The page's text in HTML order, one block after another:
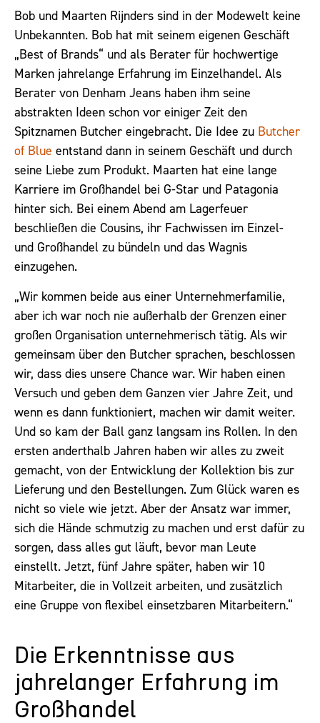
Bob und Maarten Rijnders sind in der Modewelt keine
Unbekannten. Bob hat mit seinem eigenen Geschäft
„Best of Brands“ und als Berater für hochwertige
Marken jahrelange Erfahrung im Einzelhandel. Als
Berater von Denham Jeans haben ihm seine
abstrakten Ideen schon vor einiger Zeit den
Spitznamen Butcher eingebracht. Die Idee zu Butcher
of Blue entstand dann in seinem Geschäft und durch
seine Liebe zum Produkt. Maarten hat eine lange
Karriere im Großhandel bei G-Star und Patagonia
hinter sich. Bei einem Abend am Lagerfeuer
beschließen die Cousins, ihr Fachwissen im Einzel-
und Großhandel zu bündeln und das Wagnis
einzugehen.
„Wir kommen beide aus einer Unternehmerfamilie,
aber ich war noch nie außerhalb der Grenzen einer
großen Organisation unternehmerisch tätig. Als wir
gemeinsam über den Butcher sprachen, beschlossen
wir, dass dies unsere Chance war. Wir haben einen
Versuch und geben dem Ganzen vier Jahre Zeit, und
wenn es dann funktioniert, machen wir damit weiter.
Und so kam der Ball ganz langsam ins Rollen. In den
ersten anderthalb Jahren haben wir alles zu zweit
gemacht, von der Entwicklung der Kollektion bis zur
Lieferung und den Bestellungen. Zum Glück waren es
nicht so viele wie jetzt. Aber der Ansatz war immer,
sich die Hände schmutzig zu machen und erst dafür zu
sorgen, dass alles gut läuft, bevor man Leute
einstellt. Jetzt, fünf Jahre später, haben wir 10
Mitarbeiter, die in Vollzeit arbeiten, und zusätzlich
eine Gruppe von flexibel einsetzbaren Mitarbeitern.“
Die Erkenntnisse aus
jahrelanger Erfahrung im
Großhandel